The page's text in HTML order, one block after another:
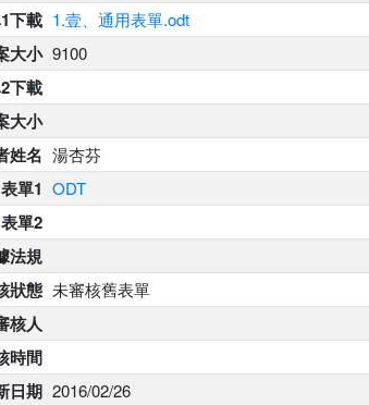
下載 1.壹、通用表單.odt
大小 9100
下載
大小
姓名 湯杏芬
表單1 ODT
表單2
法規
狀態 未審核舊表單
核人
時間
日期 2016/02/26